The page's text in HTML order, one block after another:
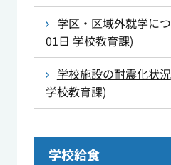
学区・区域外就学に
01日 学校教育課)
学校施設の耐震化状況
学校教育課)
学校給食